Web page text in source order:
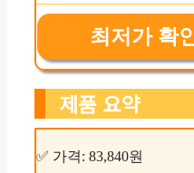
최저가 확
제품 요약
✅ 가격: 83,840원